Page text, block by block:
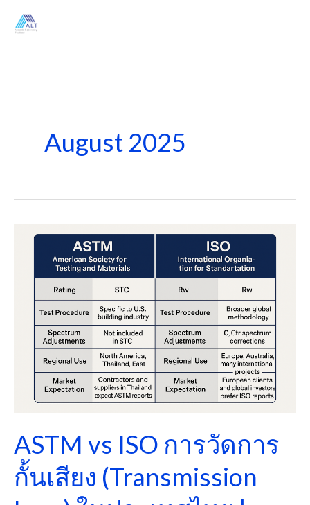
content
August 2025
ASTM vs ISO การวัดการ
กั้นเสียง (Transmission
ASTM
(Transmission
Loss)
ประเทศไทย
|
Acoustic